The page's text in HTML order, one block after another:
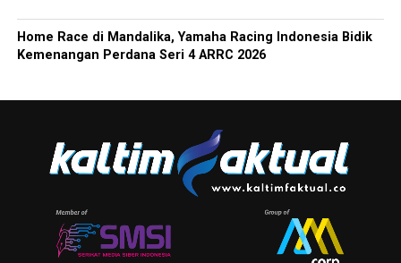
Home Race di Mandalika, Yamaha Racing Indonesia Bidik
Kemenangan Perdana Seri 4 ARRC 2026